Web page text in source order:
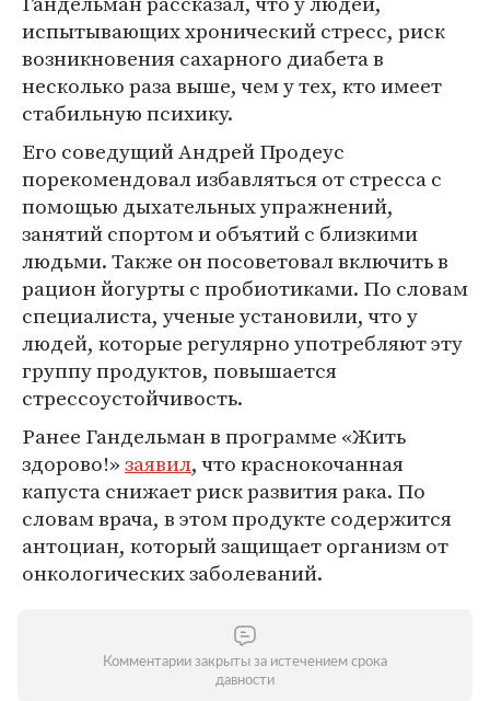
испытывающих хронический стресс, риск
возникновения сахарного диабета в
несколько раза выше, чем у тех, кто имеет
стабильную психику.
Его соведущий Андрей Продеус
порекомендовал избавляться от стресса с
помощью дыхательных упражнений,
занятий спортом и объятий с близкими
людьми. Также он посоветовал включить в
рацион йогурты с пробиотиками. По словам
специалиста, ученые установили, что у
людей, которые регулярно употребляют эту
группу продуктов, повышается
стрессоустойчивость.
Ранее Гандельман в программе «Жить
здорово!»заявил, что краснокочанная
капуста снижает риск развития рака. По
словам врача, в этом продукте содержится
антоциан, который защищает организм от
онкологических заболеваний.
Комментарии закрыты за истечением срока
давности